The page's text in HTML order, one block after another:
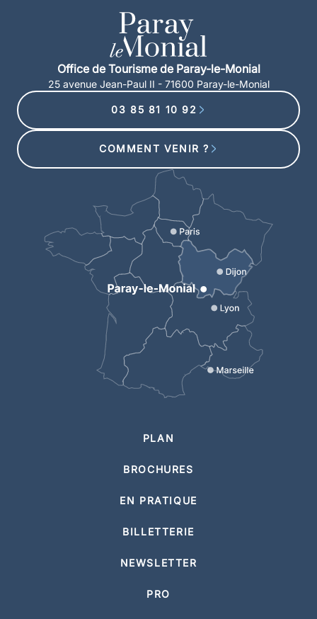
Office de Tourisme de Paray-le-Monial
25 avenue Jean-Paul II - 71600 Paray-le-Monial
03 85 81 10 92
COMMENT VENIR ?
PLAN
BROCHURES
EN PRATIQUE
BILLETTERIE
NEWSLETTER
PRO